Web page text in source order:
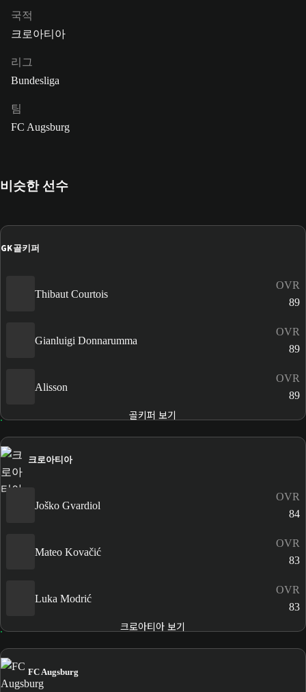
국적
크로아티아
리그
Bundesliga
팀
FC Augsburg
비슷한 선수
GK골키퍼
Thibaut Courtois
OVR
89
Gianluigi Donnarumma
OVR
89
Alisson
OVR
89
골키퍼 보기
크로아티아
Joško Gvardiol
OVR
84
Mateo Kovačić
OVR
83
Luka Modrić
OVR
83
크로아티아 보기
FC Augsburg